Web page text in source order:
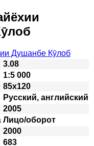
3.08
1:5 000
85х120
Русский, английский
2005
Лицо/оборот
2000
683